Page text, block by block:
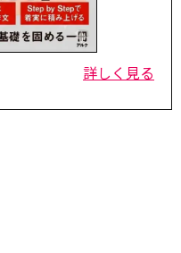
詳しく見る